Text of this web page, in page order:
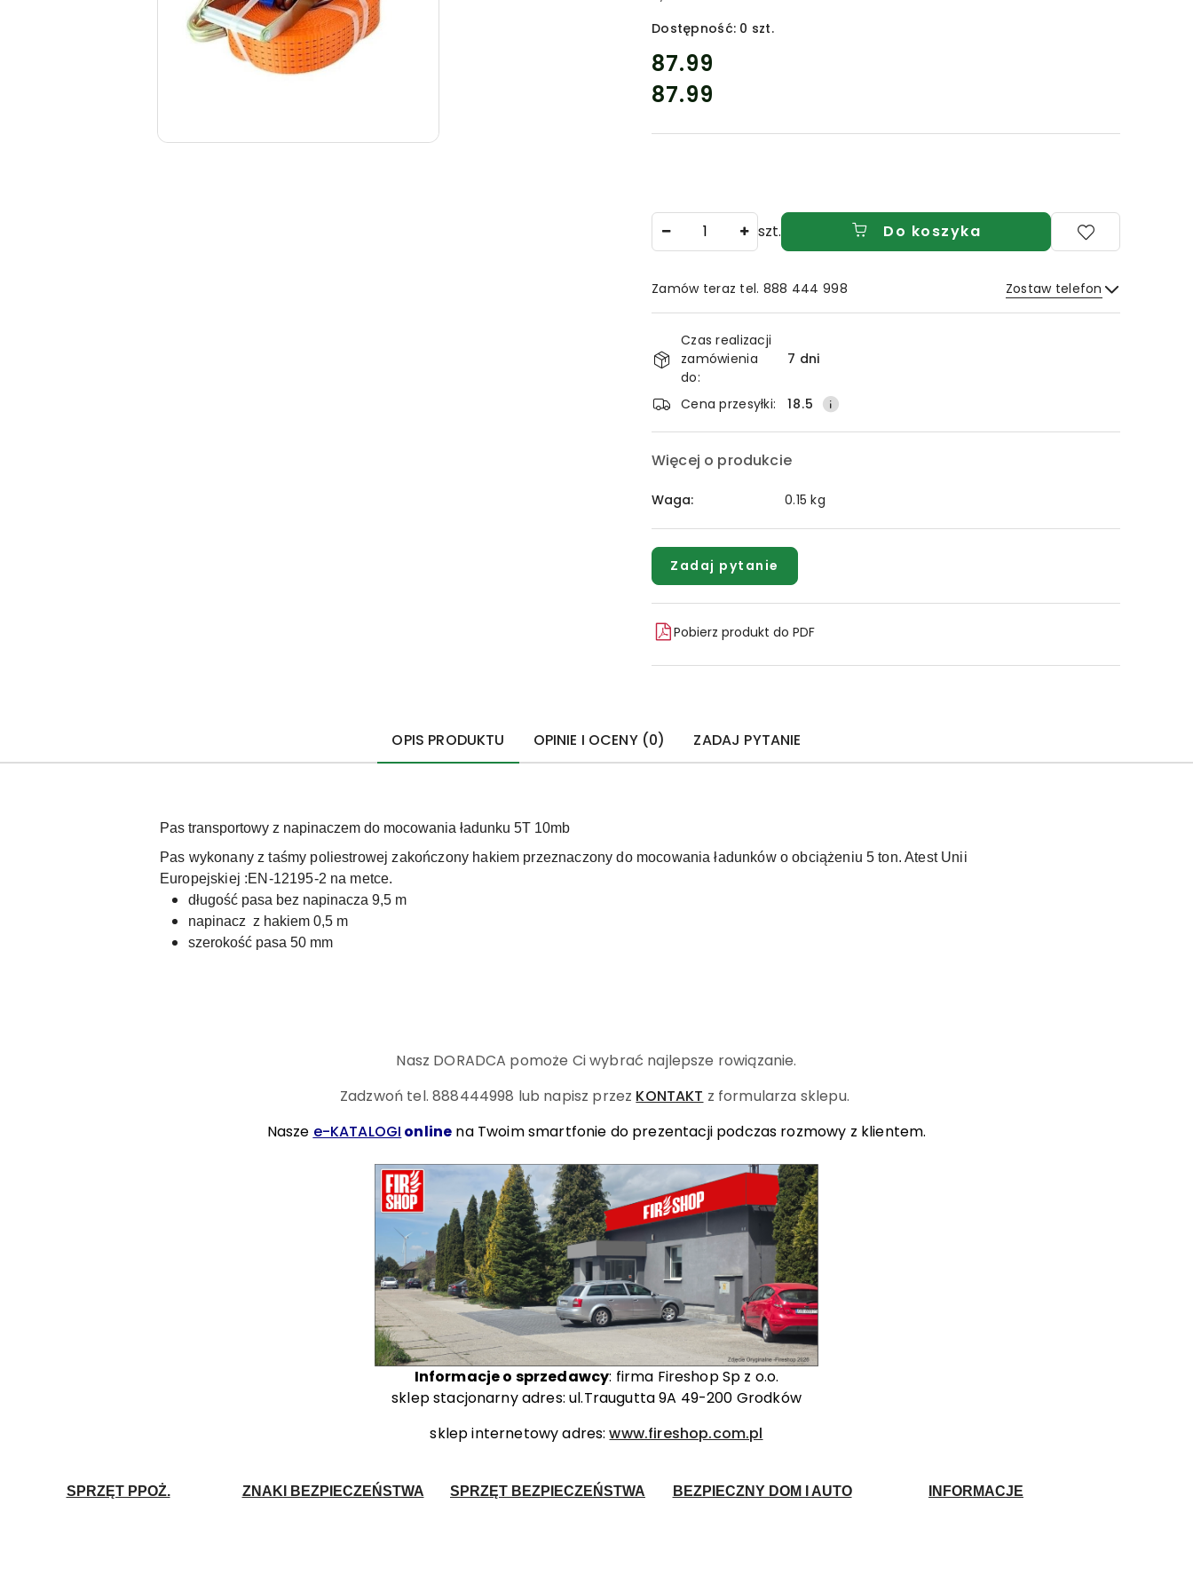
MONAŻOWE
GAŚNIC
I
Dostępność: 0 szt.
cena:
87.99
Cena:
87.99
szt. Do koszyka
Zamów teraz tel. 888 444 998 Zostaw telefon
Wyślij
Dostępność
i
dostawa
Czas realizacji
zamówienia
do:
7 dni
Cena przesyłki: 18.5
Więcej o produkcie
Waga: 0.15 kg
Zadaj pytanie
Pobierz produkt do PDF
OPIS PRODUKTU OPINIE I OCENY (0) ZADAJ PYTANIE
Pas transportowy z napinaczem do mocowania ładunku 5T 10mb
Pas wykonany z taśmy poliestrowej zakończony hakiem przeznaczony do mocowania ładunków o obciążeniu 5 ton. Atest Unii
Europejskiej :EN-12195-2 na metce.
długość pasa bez napinacza 9,5 m
napinacz z hakiem 0,5 m
szerokość pasa 50 mm
Nasz DORADCA pomoże Ci wybrać najlepsze rowiązanie.
Zadzwoń tel. 888444998 lub napisz przez KONTAKT z formularza sklepu.
Nasze e-KATALOGI online na Twoim smartfonie do prezentacji podczas rozmowy z klientem.
Informacje o sprzedawcy: firma Fireshop Sp z o.o.
sklep stacjonarny adres: ul.Traugutta 9A 49-200 Grodków
sklep internetowy adres:www.fireshop.com.pl
SPRZĘT PPOŻ. ZNAKI BEZPIECZEŃSTWA SPRZĘT BEZPIECZEŃSTWA BEZPIECZNY DOM I AUTO INFORMACJE